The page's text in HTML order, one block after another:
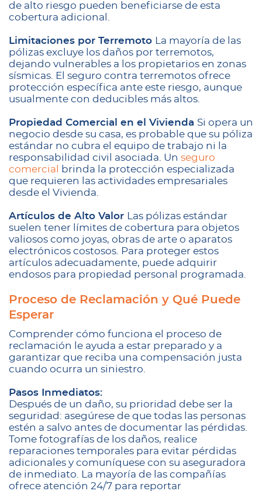
de alto riesgo pueden beneficiarse de esta
cobertura adicional.
Limitaciones por Terremoto
La mayoría de las
pólizas excluye los daños por terremotos,
dejando vulnerables a los propietarios en zonas
sísmicas. El seguro contra terremotos ofrece
protección específica ante este riesgo, aunque
usualmente con deducibles más altos.
Propiedad Comercial en el Vivienda Si opera un
negocio desde su casa, es probable que su póliza
estándar no cubra el equipo de trabajo ni la
responsabilidad civil asociada. Un seguro
comercial
brinda la protección especializada
que requieren las actividades empresariales
desde el Vivienda.
Artículos de Alto Valor
Las pólizas estándar
suelen tener límites de cobertura para objetos
valiosos como joyas, obras de arte o aparatos
electrónicos costosos. Para proteger estos
artículos adecuadamente, puede adquirir
endosos para propiedad personal programada.
Proceso de Reclamación y Qué Puede
Esperar
Comprender cómo funciona el proceso de
reclamación le ayuda a estar preparado y a
garantizar que reciba una compensación justa
cuando ocurra un siniestro.
Pasos Inmediatos:
Después de un daño, su prioridad debe ser la
seguridad: asegúrese de que todas las personas
estén a salvo antes de documentar las pérdidas.
Tome fotografías de los daños, realice
reparaciones temporales para evitar pérdidas
adicionales y comuníquese con su aseguradora
de inmediato. La mayoría de las compañías
ofrece atención 24/7 para reportar